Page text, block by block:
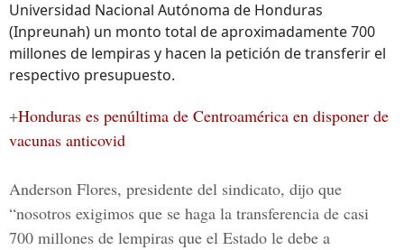
Universidad Nacional Autónoma de Honduras
(Inpreunah) un monto total de aproximadamente 700
millones de lempiras y hacen la petición de transferir el
respectivo presupuesto.
+Honduras es penúltima de Centroamérica en disponer de
vacunas anticovid
Anderson Flores, presidente del sindicato, dijo que
“nosotros exigimos que se haga la transferencia de casi
700 millones de lempiras que el Estado le debe a